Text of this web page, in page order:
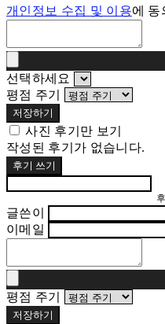
개인정보 수집 및 이용에 동
선택하세요
평점 주기
저장하기
사진 후기만 보기
작성된 후기가 없습니다.
후기 쓰기
글쓴이
이메일
평점 주기
저장하기